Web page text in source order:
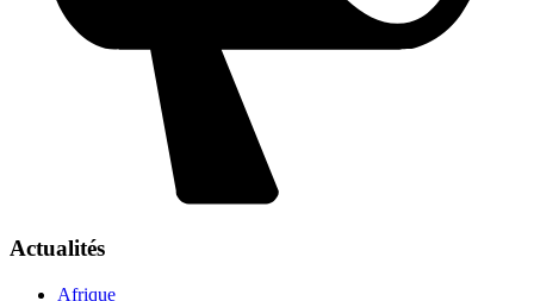
Actualités
Afrique